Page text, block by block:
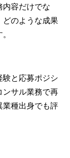
内容だけでな
どのような成果
験と応募ポジシ
ンサル業務で再
業種出身でも評